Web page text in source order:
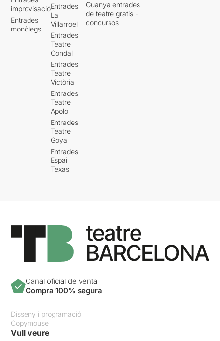
improvisació
Entrades
monòlegs
Entrades
La
Villarroel
Entrades
Teatre
Condal
Entrades
Teatre
Victòria
Entrades
Teatre
Apolo
Entrades
Teatre
Goya
Entrades
Espai
Texas
Guanya entrades
de teatre gratis -
concursos
Canal oficial de venta
Compra 100% segura
Disseny i programació:
Copymouse
Vull veure